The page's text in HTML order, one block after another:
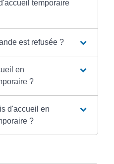
temporaire
est refusée ?
en
?
d'accueil en
?